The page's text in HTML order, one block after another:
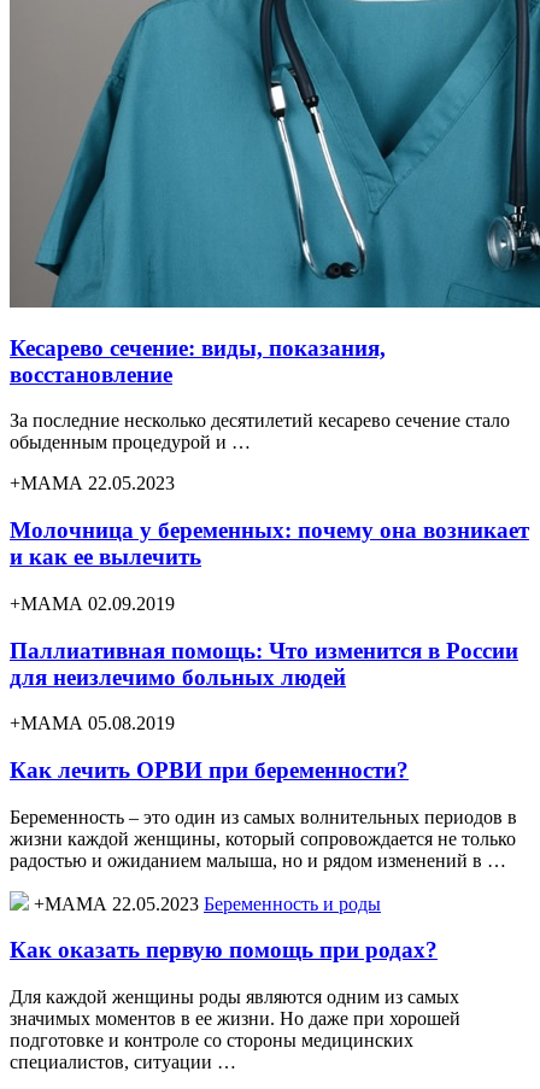
Кесарево сечение: виды, показания,
восстановление
За последние несколько десятилетий кесарево сечение стало
обыденным процедурой и …
+МАМА 22.05.2023
Молочница у беременных: почему она возникает
и как ее вылечить
+МАМА 02.09.2019
Паллиативная помощь: Что изменится в России
для неизлечимо больных людей
+МАМА 05.08.2019
Как лечить ОРВИ при беременности?
Беременность – это один из самых волнительных периодов в
жизни каждой женщины, который сопровождается не только
радостью и ожиданием малыша, но и рядом изменений в …
+МАМА 22.05.2023 Беременность и роды
Как оказать первую помощь при родах?
Для каждой женщины роды являются одним из самых
значимых моментов в ее жизни. Но даже при хорошей
подготовке и контроле со стороны медицинских
специалистов, ситуации …